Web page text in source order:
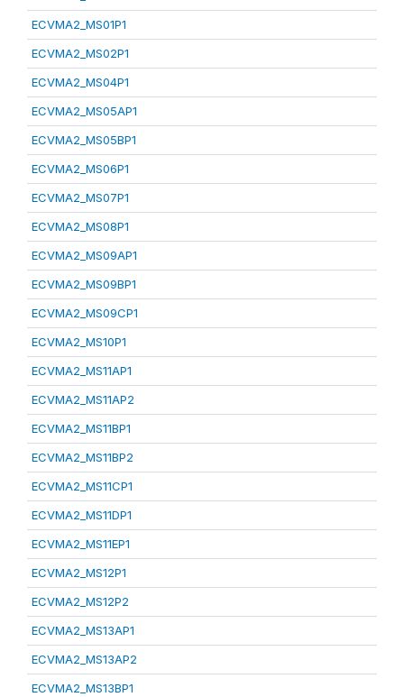
ECVMA2_MS01P1
ECVMA2_MS02P1
ECVMA2_MS04P1
ECVMA2_MS05AP1
ECVMA2_MS05BP1
ECVMA2_MS06P1
ECVMA2_MS07P1
ECVMA2_MS08P1
ECVMA2_MS09AP1
ECVMA2_MS09BP1
ECVMA2_MS09CP1
ECVMA2_MS10P1
ECVMA2_MS11AP1
ECVMA2_MS11AP2
ECVMA2_MS11BP1
ECVMA2_MS11BP2
ECVMA2_MS11CP1
ECVMA2_MS11DP1
ECVMA2_MS11EP1
ECVMA2_MS12P1
ECVMA2_MS12P2
ECVMA2_MS13AP1
ECVMA2_MS13AP2
ECVMA2_MS13BP1